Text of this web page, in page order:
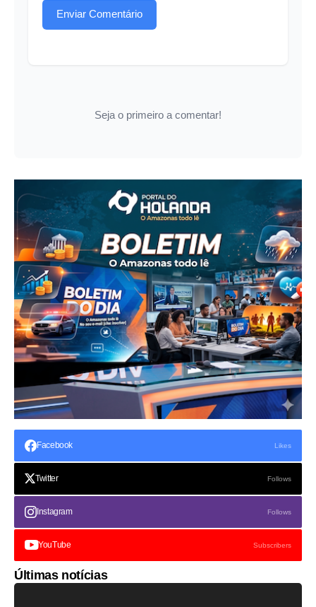
Enviar Comentário
Seja o primeiro a comentar!
Facebook Likes
Twitter Follows
Instagram Follows
YouTube Subscribers
Últimas notícias